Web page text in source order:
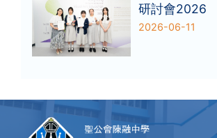
研討會2026
2026-06-11